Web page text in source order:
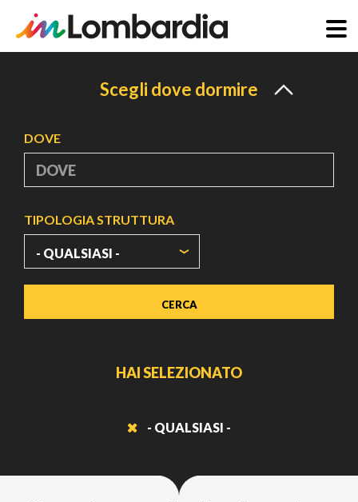
Scegli dove dormire
DOVE
TIPOLOGIA STRUTTURA
HAI SELEZIONATO
- QUALSIASI -